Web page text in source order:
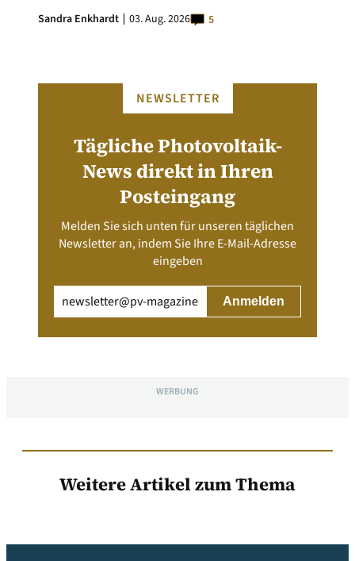
Sandra Enkhardt 03. Aug. 2026 5
NEWSLETTER
Tägliche Photovoltaik-
News direkt in Ihren
Posteingang
Melden Sie sich unten für unseren täglichen
Newsletter an, indem Sie Ihre E-Mail-Adresse
eingeben
(erforderlich)
WERBUNG
Weitere Artikel zum Thema